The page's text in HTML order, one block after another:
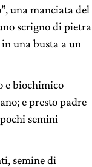
una manciata del
scrigno di pietra
una busta a un
e biochimico
e presto padre
semini
semine di